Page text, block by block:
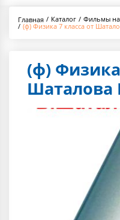
Главная Каталог Фильмы
(ф) Физика 7 класса от
(ф) Физика
Шаталова